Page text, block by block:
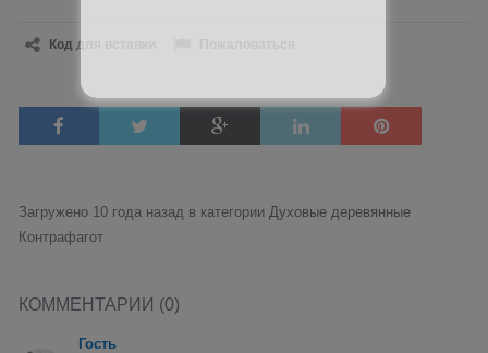
Код для вставки
Загружено 10 года назад в категории Духовые деревянные
Контрафагот
КОММЕНТАРИИ (0)
Гость